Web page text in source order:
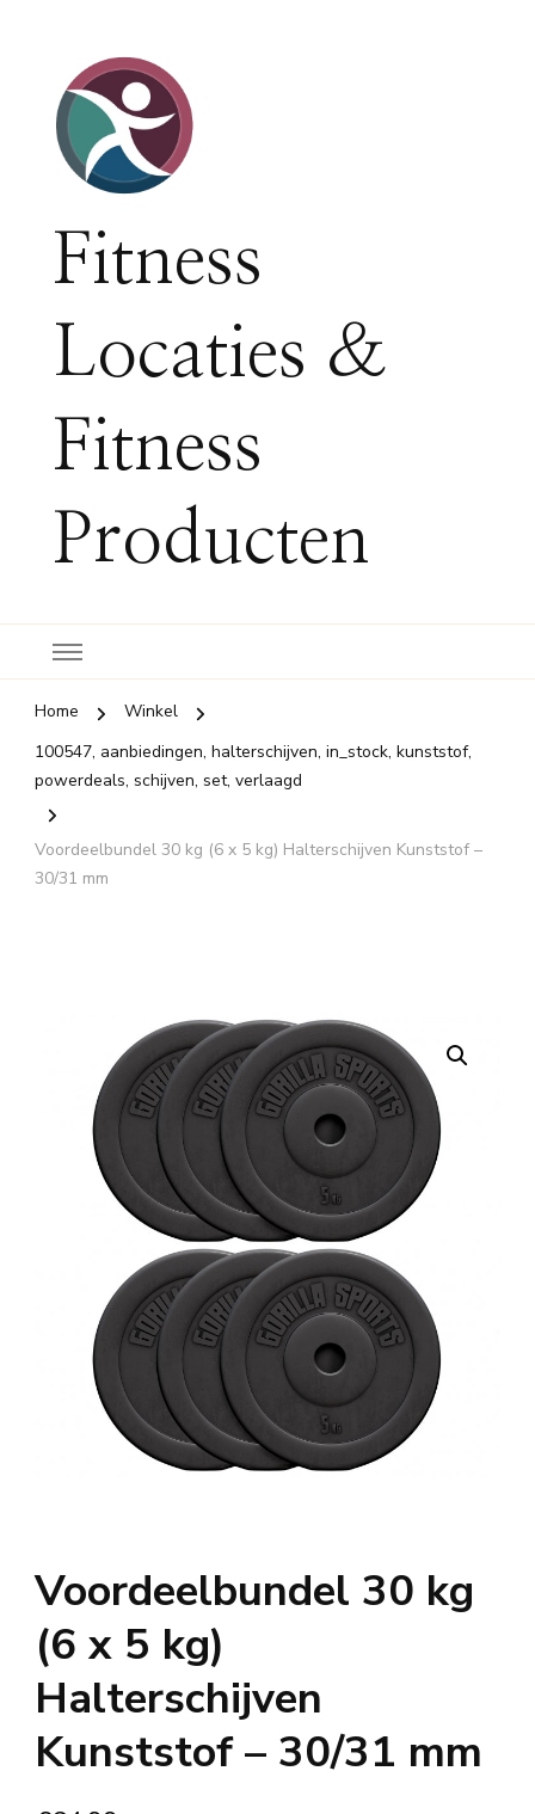
Fitness
Locaties &
Fitness
Producten
Home
Winkel
100547, aanbiedingen, halterschijven, in_stock, kunststof,
powerdeals, schijven, set, verlaagd
Voordeelbundel 30 kg (6 x 5 kg) Halterschijven Kunststof –
30/31 mm
Voordeelbundel 30 kg
(6 x 5 kg)
Halterschijven
Kunststof – 30/31 mm